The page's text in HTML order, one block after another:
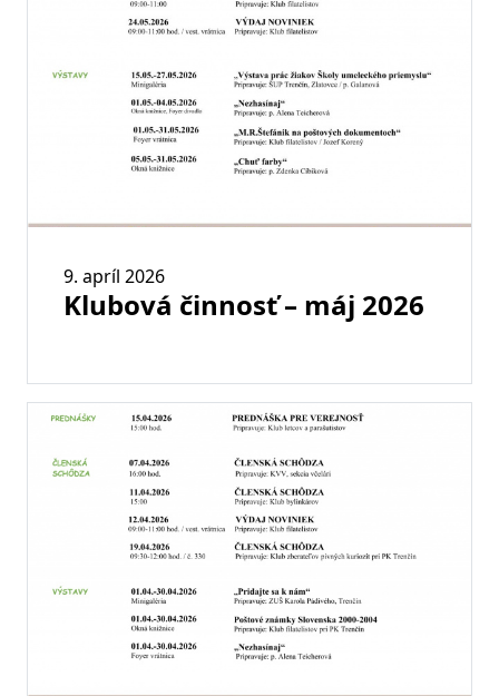
Klubová činnosť – máj 2026
9. apríl 2026